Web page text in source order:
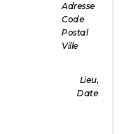
Adresse
Code
Postal
Ville
Lieu,
Date